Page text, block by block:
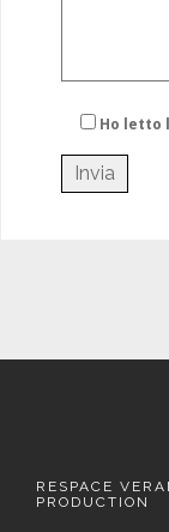
Ho letto
RESPACE
PRODUCTION